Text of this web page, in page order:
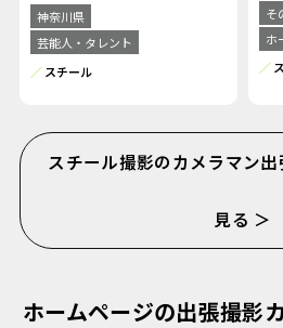
神奈川県
芸能人・タレント
スチール
そ
ホ
スチール撮影のカメラマン
見る ＞
ホームページの出張撮影